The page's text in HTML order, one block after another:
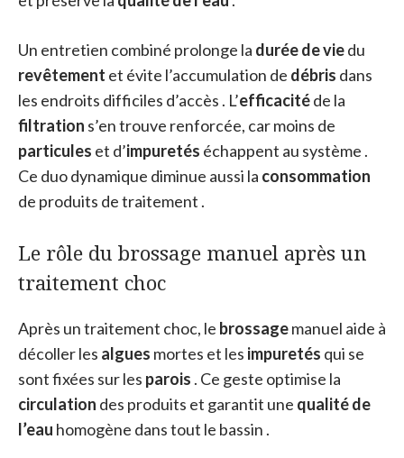
Un entretien combiné prolonge la durée de viedu
revêtement et évite l’accumulation de débris dans
les endroits difficiles d’accès . L’efficacitéde la
filtration s’en trouve renforcée, car moins de
particules et d’impuretés échappent au système .
Ce duo dynamique diminue aussi la consommation
de produits de traitement .
Le rôle du brossage manuel après un
traitement choc
Après un traitement choc, le brossagemanuel aide à
décoller les algues mortes et les impuretés qui se
sont fixées sur les parois . Ce geste optimise la
circulation des produits et garantit une qualité de
l’eau homogène dans tout le bassin .